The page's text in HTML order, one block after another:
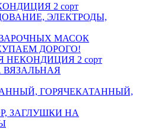
2 сорт
ЭЛЕКТРОДЫ,
МАСОК
ДОРОГО!
2 сорт
ВЯЗАЛЬНАЯ
ГОРЯЧЕКАТАННЫЙ,
ЗАГЛУШКИ НА